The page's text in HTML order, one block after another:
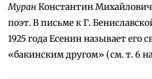
Муран Константин
поэт. В письме к Г.
1925 года Есенин называет его
«бакинским другом» (см. т. 6